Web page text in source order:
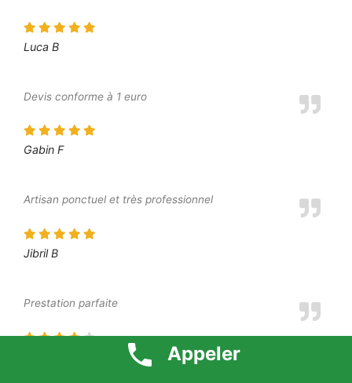
Luca B
Devis conforme à 1 euro
Gabin F
Artisan ponctuel et très professionnel
Jibril B
Prestation parfaite
Appeler